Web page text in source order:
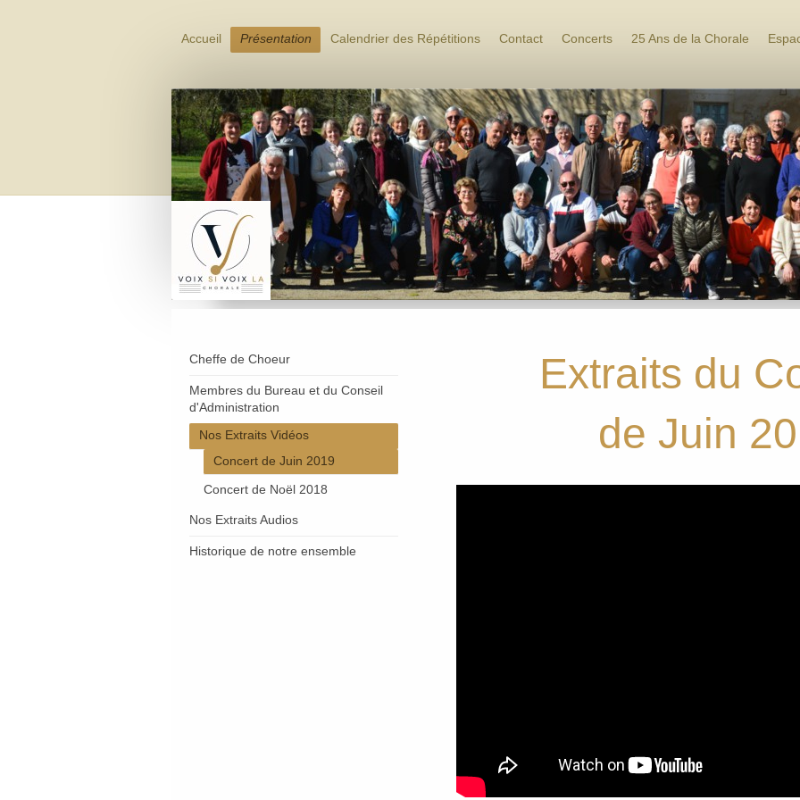
Accueil Présentation Calendrier des Répétitions Contact Concerts 25 Ans de la Chorale
Extraits du
de Juin
Cheffe de Choeur
Membres du Bureau et du Conseil
d'Administration
Nos Extraits Vidéos
Concert de Juin 2019
Concert de Noël 2018
Nos Extraits Audios
Historique de notre ensemble